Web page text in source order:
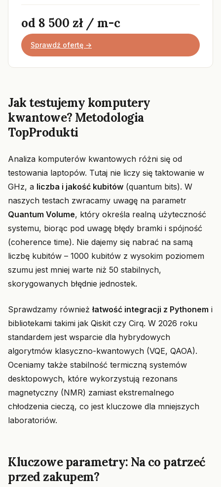
od 8 500 zł / m-c
Sprawdź ofertę →
Jak testujemy komputery
kwantowe? Metodologia
TopProdukti
Analiza komputerów kwantowych różni się od
testowania laptopów. Tutaj nie liczy się taktowanie w
GHz, a liczba i jakość kubitów (quantum bits). W
naszych testach zwracamy uwagę na parametr
Quantum Volume, który określa realną użyteczność
systemu, biorąc pod uwagę błędy bramki i spójność
(coherence time). Nie dajemy się nabrać na samą
liczbę kubitów – 1000 kubitów z wysokim poziomem
szumu jest mniej warte niż 50 stabilnych,
skorygowanych błędnie jednostek.
Sprawdzamy równieżłatwość integracji z Pythonem i
bibliotekami takimi jak Qiskit czy Cirq. W 2026 roku
standardem jest wsparcie dla hybrydowych
algorytmów klasyczno-kwantowych (VQE, QAOA).
Oceniamy także stabilność termiczną systemów
desktopowych, które wykorzystują rezonans
magnetyczny (NMR) zamiast ekstremalnego
chłodzenia cieczą, co jest kluczowe dla mniejszych
laboratoriów.
Kluczowe parametry: Na co patrzeć
przed zakupem?